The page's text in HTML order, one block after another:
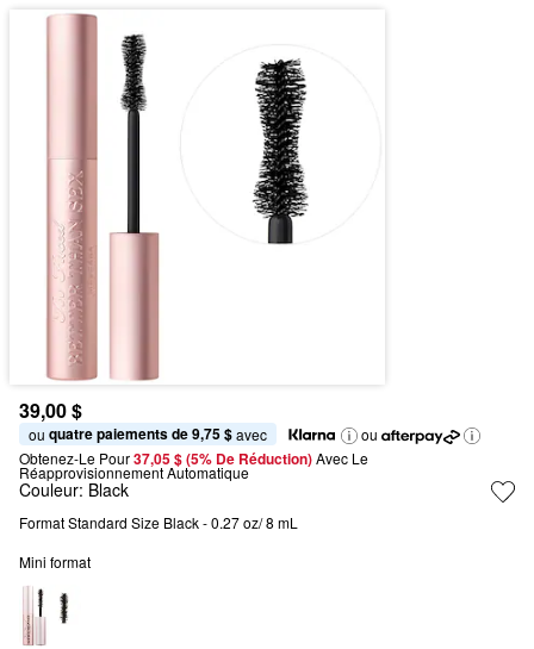
39,00 $
ou quatre paiements de 9,75 $ avec
ou
Obtenez-Le Pour37,05 $ (5% De Réduction) Avec Le
Réapprovisionnement Automatique
Couleur: Black
Format Standard Size Black - 0.27 oz/ 8 mL
Mini format